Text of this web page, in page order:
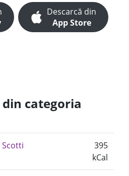
Descarcă din
App Store
categoria
395
kCal